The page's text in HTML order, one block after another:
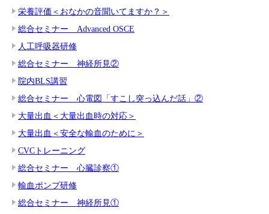
栄養評価＜おなかの音聞いてますか？＞
総合セミナー Advanced OSCE
人工呼吸器研修
総合セミナー 神経所見②
院内BLS講習
総合セミナー 心電図「すこし突っ込んだ話」②
大量出血＜大量出血時の対応＞
大量出血＜安全な輸血のために＞
CVCトレーニング
総合セミナー 心臓診察①
輸血ポンプ研修
総合セミナー 神経所見①